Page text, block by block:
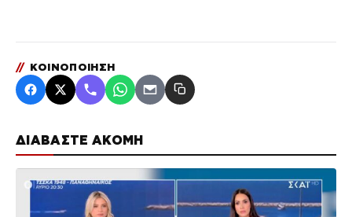
ΔΙΑΒΑΣΤΕ ΑΚΟΜΗ
// ΚΟΙΝΟΠΟΙΗΣΗ